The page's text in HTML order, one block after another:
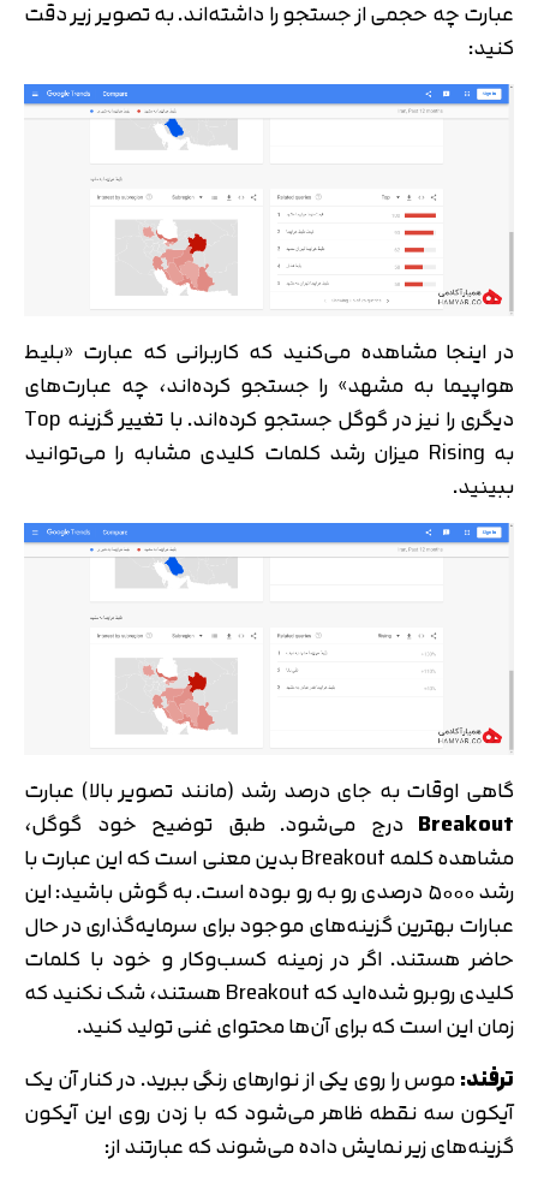
عبارت چه حجمی از جستجو را داشته‌اند. به تصویر زیر دقت
کنید:
در اینجا مشاهده می‌کنید که کاربرانی که عبارت «بلیط
هواپیما به مشهد» را جستجو کرده‌اند، چه عبارت‌های
دیگری را نیز در گوگل جستجو کرده‌اند. با تغییر گزینه Top
به Rising میزان رشد کلمات کلیدی مشابه را می‌توانید
ببینید.
گاهی اوقات به جای درصد رشد (مانند تصویر بالا) عبارت
Breakout درج می‌شود. طبق توضیح خود گوگل،
مشاهده کلمه Breakout بدین معنی است که این عبارت با
رشد ۵۰۰۰ درصدی رو به رو بوده است. به گوش باشید: این
عبارات بهترین گزینه‌های موجود برای سرمایه‌گذاری در حال
حاضر هستند. اگر در زمینه کسب‌و‌کار و خود با کلمات
کلیدی روبرو شده‌اید که Breakout هستند، شک نکنید که
زمان این است که برای آن‌ها محتوای غنی تولید کنید.
ترفند:موس را روی یکی از نوارهای رنگی ببرید. در کنار آن یک
آیکون سه نقطه ظاهر می‌شود که با زدن روی این آیکون
گزینه‌های زیر نمایش داده می‌شوند که عبارتند از:
دریافت مجدد کد:00:59
متوجه شدم